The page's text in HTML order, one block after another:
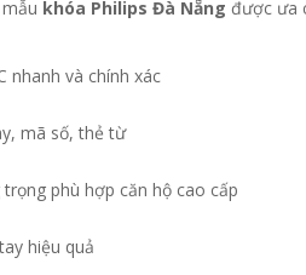
khóa Philips Đà Nẵng được ưa
nhanh và chính xác
mã số, thẻ từ
phù hợp căn hộ cao cấp
hiệu quả